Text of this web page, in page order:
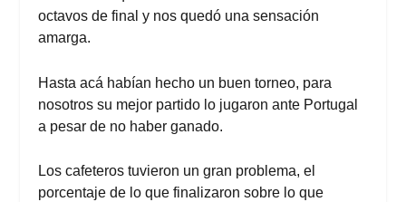
octavos de final y nos quedó una sensación
amarga.
Hasta acá habían hecho un buen torneo, para
nosotros su mejor partido lo jugaron ante Portugal
a pesar de no haber ganado.
Los cafeteros tuvieron un gran problema, el
porcentaje de lo que finalizaron sobre lo que